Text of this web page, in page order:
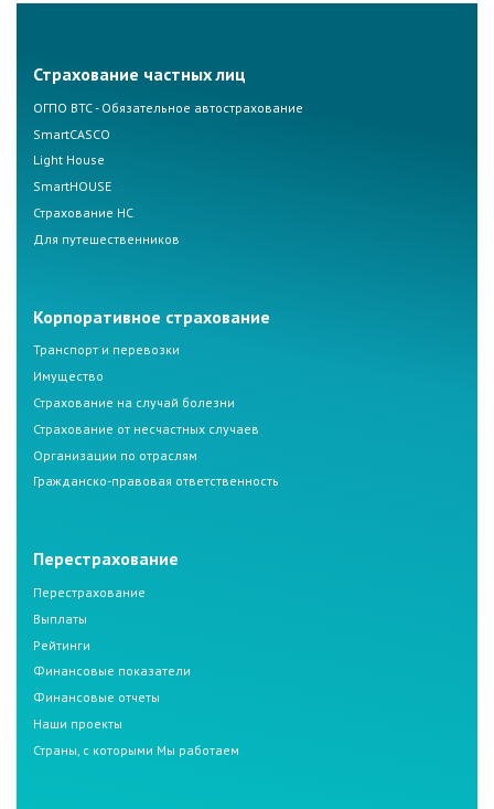
Страхование частных лиц
ОГПО ВТС - Обязательное автострахование
SmartCASCO
Light House
SmartHOUSE
Страхование НС
Для путешественников
Корпоративное страхование
Транспорт и перевозки
Имущество
Страхование на случай болезни
Страхование от несчастных случаев
Организации по отраслям
Гражданско-правовая ответственность
Перестрахование
Перестрахование
Выплаты
Рейтинги
Финансовые показатели
Финансовые отчеты
Наши проекты
Страны, с которыми Мы работаем